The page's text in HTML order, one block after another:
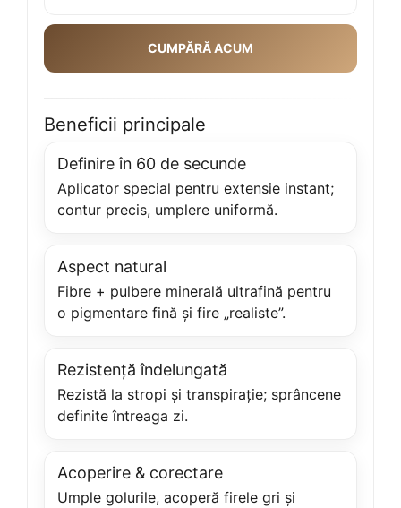
CUMPĂRĂ ACUM
Beneficii principale
Definire în 60 de secunde
Aplicator special pentru extensie instant;
contur precis, umplere uniformă.
Aspect natural
Fibre + pulbere minerală ultrafină pentru
o pigmentare fină și fire „realiste”.
Rezistență îndelungată
Rezistă la stropi și transpirație; sprâncene
definite întreaga zi.
Acoperire & corectare
Umple golurile, acoperă firele gri și